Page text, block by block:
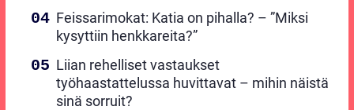
Feissarimokat: Katia on pihalla? – ”Miksi
kysyttiin henkkareita?”
Liian rehelliset vastaukset
työhaastattelussa huvittavat – mihin näistä
sinä sorruit?